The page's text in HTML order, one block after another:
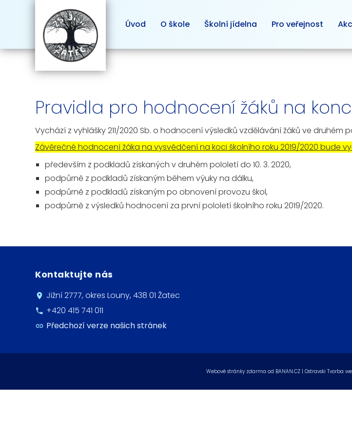
Úvod O škole Školní jídelna Pro veřejnost
Pravidla pro hodnocení žáků na
Vychází z vyhlášky 211/2020 Sb. o hodnocení výsledků vzdělávání žáků ve druhém
Závěrečné hodnocení žáka na vysvědčení na koci školního roku 2019/2020 bude
především z podkladů získaných v druhém pololetí do 10. 3. 2020,
podpůrně z podkladů získaným během výuky na dálku,
podpůrně z podkladů získaným po obnovení provozu škol,
podpůrně z výsledků hodnocení za první pololetí školního roku 2019/2020.
Kontaktujte nás
Jižní 2777, okres Louny, 438 01 Žatec
+420 415 741 011
Předchozí verze našich stránek
Webové stránky zdarma od BANAN.CZ| Ostravski Tvorba